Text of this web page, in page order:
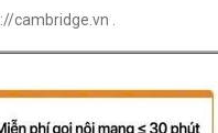
cambridge.vn .